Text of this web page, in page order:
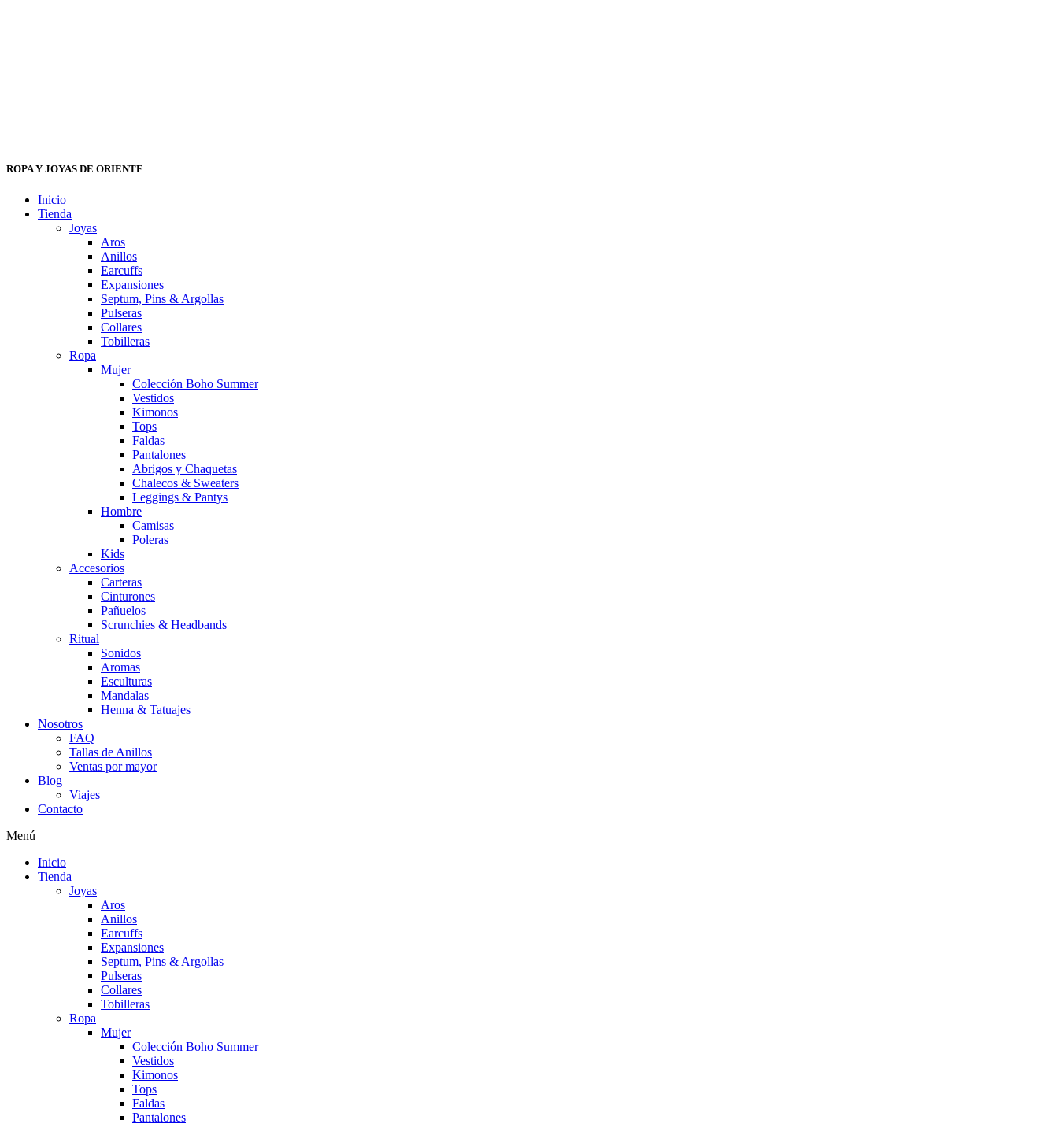
ROPA Y JOYAS DE ORIENTE
Inicio
Tienda
Joyas
Aros
Anillos
Earcuffs
Expansiones
Septum, Pins & Argollas
Pulseras
Collares
Tobilleras
Ropa
Mujer
Colección Boho Summer
Vestidos
Kimonos
Tops
Faldas
Pantalones
Abrigos y Chaquetas
Chalecos & Sweaters
Leggings & Pantys
Hombre
Camisas
Poleras
Kids
Accesorios
Carteras
Cinturones
Pañuelos
Scrunchies & Headbands
Ritual
Sonidos
Aromas
Esculturas
Mandalas
Henna & Tatuajes
Nosotros
FAQ
Tallas de Anillos
Ventas por mayor
Blog
Viajes
Contacto
Menú
Inicio
Tienda
Joyas
Aros
Anillos
Earcuffs
Expansiones
Septum, Pins & Argollas
Pulseras
Collares
Tobilleras
Ropa
Mujer
Colección Boho Summer
Vestidos
Kimonos
Tops
Faldas
Pantalones